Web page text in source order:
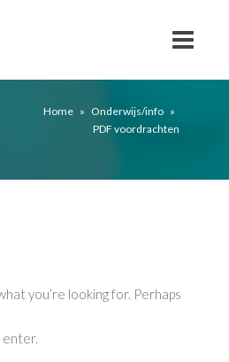
Home » Onderwijs/info »
PDF voordrachten
you’re looking for. Perhaps
enter.